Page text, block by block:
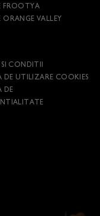
FROOTYA
ORANGE VALLEY
SI CONDITII
DE UTILIZARE COOKIES
DE